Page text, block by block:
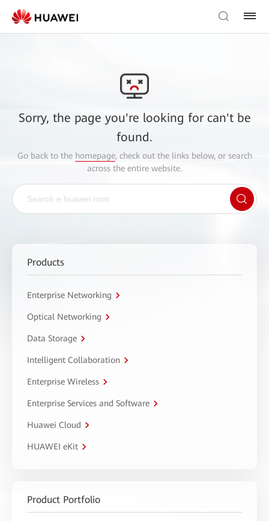
Sorry, the page you're looking for can't be
found.
Go back to the homepage, check out the links below, or search
across the entire website.
Products
Enterprise Networking
Optical Networking
Data Storage
Intelligent Collaboration
Enterprise Wireless
Enterprise Services and Software
Huawei Cloud
HUAWEI eKit
Product Portfolio